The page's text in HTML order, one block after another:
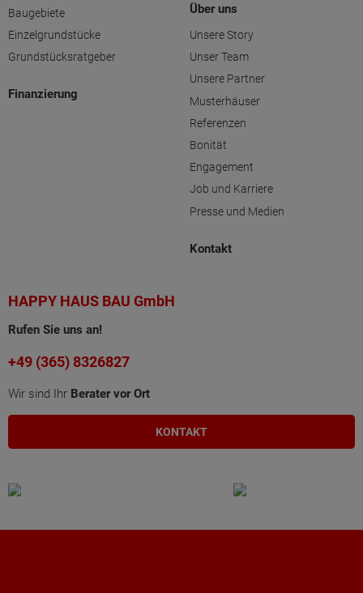
Baugebiete
Einzelgrundstücke
Grundstücksratgeber
Finanzierung
Über uns
Unsere Story
Unser Team
Unsere Partner
Musterhäuser
Referenzen
Bonität
Engagement
Job und Karriere
Presse und Medien
Kontakt
HAPPY HAUS BAU GmbH
Rufen Sie uns an!
+49 (365) 8326827
Wir sind Ihr Berater vor Ort
KONTAKT